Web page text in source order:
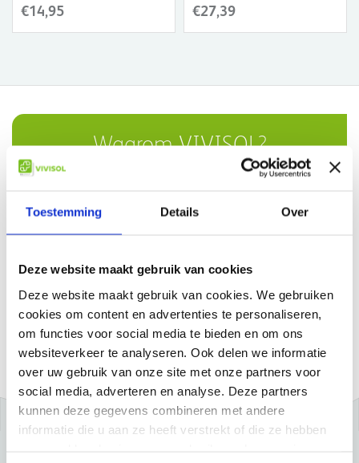
Toestemming Details Over
Deze website maakt gebruik van cookies
Deze website maakt gebruik van cookies. We gebruiken
cookies om content en advertenties te personaliseren,
om functies voor social media te bieden en om ons
websiteverkeer te analyseren. Ook delen we informatie
over uw gebruik van onze site met onze partners voor
social media, adverteren en analyse. Deze partners
kunnen deze gegevens combineren met andere
informatie die u aan ze heeft verstrekt of die ze hebben
€14,95 €27,39
Waarom VIVISOL?
Compleet assortiment
Ruime productkennis
Eenvoudig bestellen
En nog veel meer....